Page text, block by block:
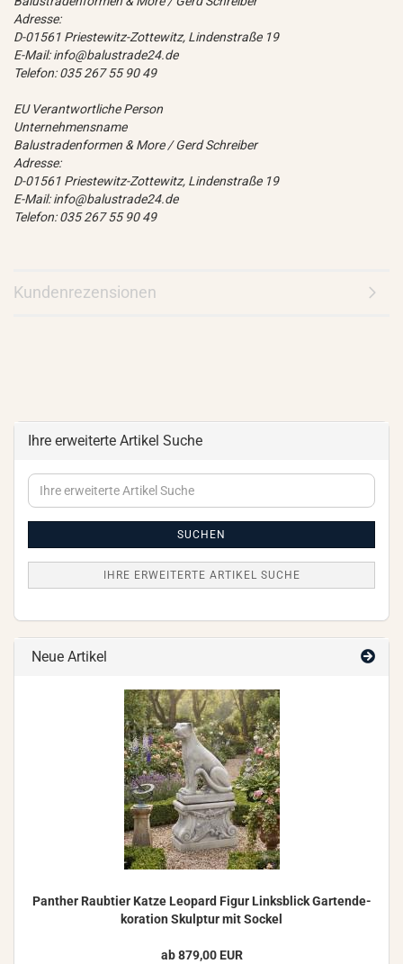
Adresse:
D-01561 Priestewitz-Zottewitz, Lindenstraße 19
E-Mail: info@balustrade24.de
Telefon: 035 267 55 90 49
EU Verantwortliche Person
Unternehmensname
Balustradenformen & More / Gerd Schreiber
Adresse:
D-01561 Priestewitz-Zottewitz, Lindenstraße 19
E-Mail: info@balustrade24.de
Telefon: 035 267 55 90 49
Kundenrezensionen
Ihre erweiterte Artikel Suche
Ihre
erweiterte
SUCHEN
IHRE ERWEITERTE ARTIKEL SUCHE
Neue Artikel
Pan­ther Raub­tier Katze Leo­pard Figur Links­blick Gar­ten­de­
ko­ra­ti­on Skulp­tur mit So­ckel
ab 879,00 EUR